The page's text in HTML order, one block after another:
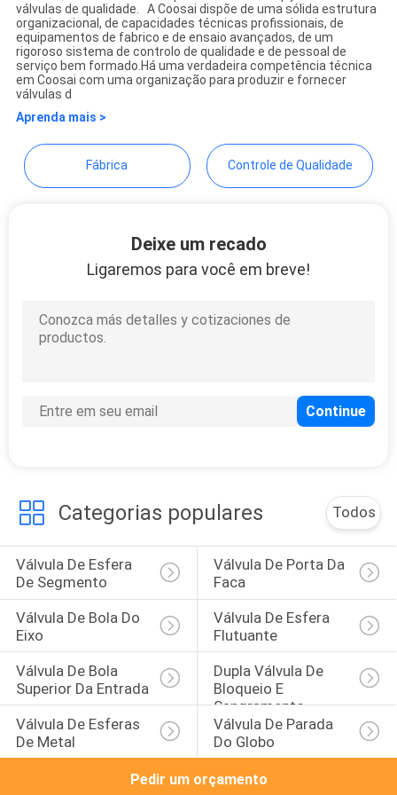
MAPA
DO
SITE
PRIVACY
POLICY
COOSAI valve group
válvulas de qualidade. A Coosai dispõe de uma sólida estrutura
organizacional, de capacidades técnicas profissionais, de
equipamentos de fabrico e de ensaio avançados, de um
rigoroso sistema de controlo de qualidade e de pessoal de
serviço bem formado.Há uma verdadeira competência técnica
em Coosai com uma organização para produzir e fornecer
válvulas d
Aprenda mais >
Fábrica Controle de Qualidade
Deixe um recado
Ligaremos para você em breve!
Categorias populares Todos
Válvula De Esfera
De Segmento
Válvula De Porta Da
Faca
Válvula De Bola Do
Eixo
Válvula De Esfera
Flutuante
Válvula De Bola
Superior Da Entrada
Dupla Válvula De
Bloqueio E
Sangramento
Válvula De Esferas
De Metal
Válvula De Parada
Do Globo
Pedir um orçamento